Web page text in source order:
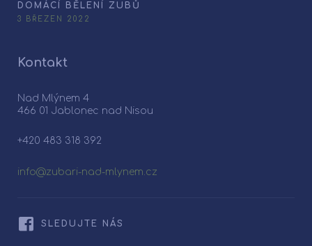
DOMÁCÍ BĚLENÍ ZUBŮ
3 BŘEZEN 2022
Kontakt
Nad Mlýnem 4
466 01 Jablonec nad Nisou
+420 483 318 392
info@zubari-nad-mlynem.cz
SLEDUJTE NÁS